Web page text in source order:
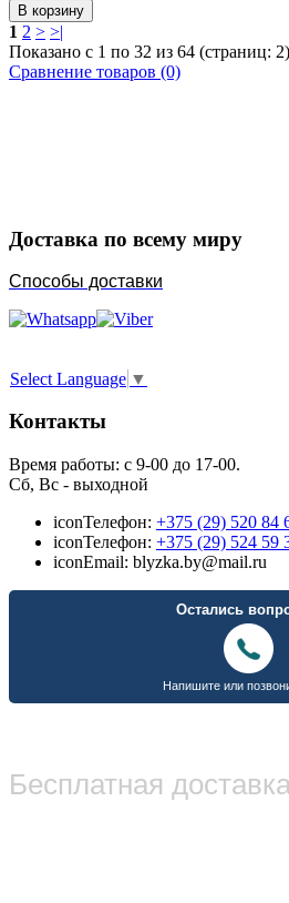
1 2 > >|
Показано с 1 по 32 из 64 (страниц: 2)
Сравнение товаров (0)
Доставка по всему миру
Способы доставки
Select Language ▼
Контакты
Время работы: с 9-00 до 17-00.
Сб, Вс - выходной
iconТелефон: +375 (29) 520 84
iconТелефон: +375 (29) 524 59
iconEmail: blyzka.by@mail.ru
Бесплатная